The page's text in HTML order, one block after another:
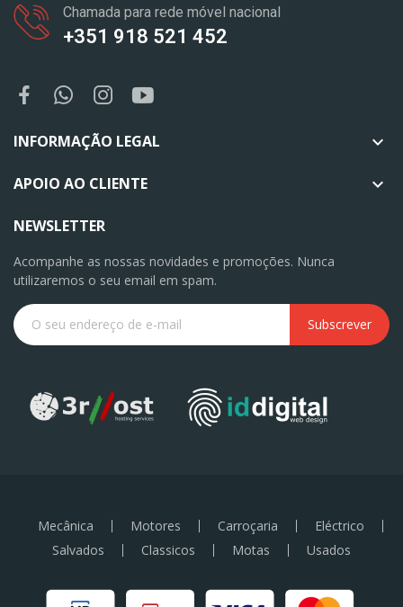
Chamada para rede móvel nacional
+351 918 521 452
INFORMAÇÃO LEGAL 
APOIO AO CLIENTE 
NEWSLETTER
Acompanhe as nossas novidades e promoções. Nunca
utilizaremos o seu email em spam.
Subscrever
Mecânica Motores Carroçaria
Eléctrico
Salvados
Classicos Motas Usados